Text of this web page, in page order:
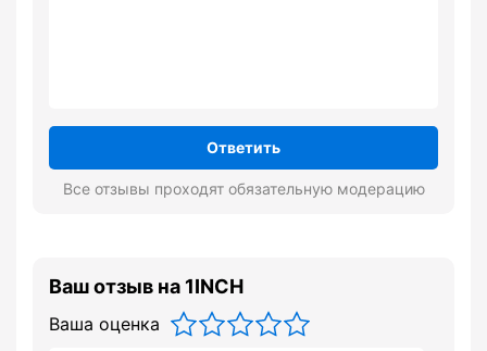
Ответить
Все отзывы проходят обязательную модерацию
Ваш отзыв на 1INCH
Ваша оценка